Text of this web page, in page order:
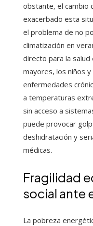
obstante, el cambio
exacerbado esta
el problema de no
climatización en
directo para la salud
mayores, los niños
enfermedades
a temperaturas
sin acceso a
puede provocar
deshidratación y
médicas.
Fragilidad
social ante
La pobreza